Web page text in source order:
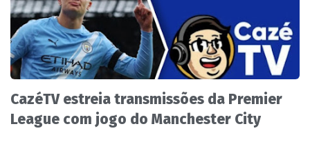
CazéTV estreia transmissões da Premier
League com jogo do Manchester City